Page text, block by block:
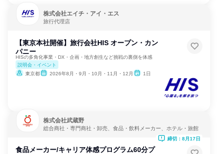
株式会社エイチ・アイ・エス
旅行代理店
【東京本社開催】旅行会社HIS オープン・カン
パニー
HISの多角化事業・DX・企画・地方創生など挑戦の裏側を体感
説明会・イベント
東京都
2026年8月・9月・10月・11月・12月 1日
株式会社武蔵野
総合商社・専門商社・卸売、食品・飲料メーカー、ホテル・旅館
食品メーカー/キャリア体感プログラム60分プ
締切：8月17日